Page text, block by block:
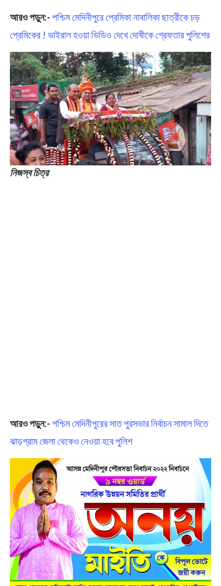
আরও পড়ুন:- পশ্চিম মেদিনীপুরে প্রেমিকা নাবালিকা ছাত্রীকে চড়
প্রেমিকের ! ভাইরাল হওয়া ভিডিও দেখে দোষীকে গ্রেফতার পুলিশের
নিজস্ব চিত্র
আরও পড়ুন:- পশ্চিম মেদিনীপুরের সাত পুরসভার নির্বাচন সামাল দিতে
ঝাড়গ্রাম জেলা থেকেও নেওয়া হবে পুলিশ